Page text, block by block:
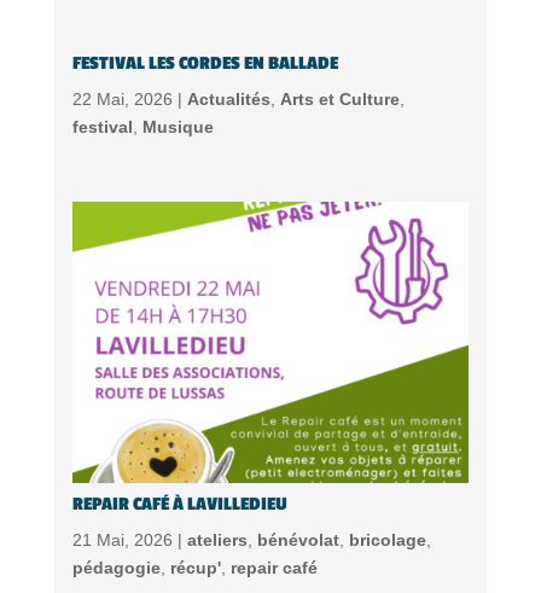
FESTIVAL LES CORDES EN BALLADE
22 Mai, 2026 | Actualités Arts et Culture,
festival
Musique
REPAIR CAFÉ À LAVILLEDIEU
21 Mai, 2026 | ateliers bénévolat, bricolage,
pédagogie, récup', repair café